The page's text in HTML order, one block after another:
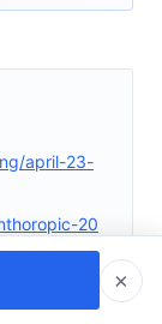
april-23-
20
×